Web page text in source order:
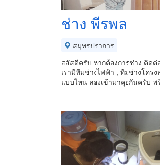
ช่าง พีรพล
สมุทรปราการ
สสัสดีครับ หากต้องการช่าง ติดต่
เรามีทีมช่างไฟฟ้า , ทีมช่างโคร
แบบไหน ลองเข้ามาคุยกันครับ พ